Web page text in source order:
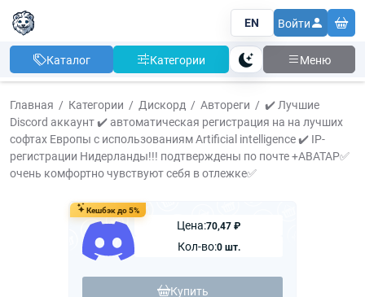
EN Войти
Каталог Категории Тема Меню
Главная Категории Дискорд Автореги
✔️ Лучшие
Discord аккаунт ✔️ автоматическая регистрация на на лучших
софтах Европы с использованиям Artificial intelligence ✔️ IP-
регистрации Нидерланды!!! подтверждены по почте +АВАТАР✅
очень комфортно чувствуют себя в отлежке✅
Кешбэк до 5%
Цена:70,47 ₽
Кол-во:0 шт.
Купить